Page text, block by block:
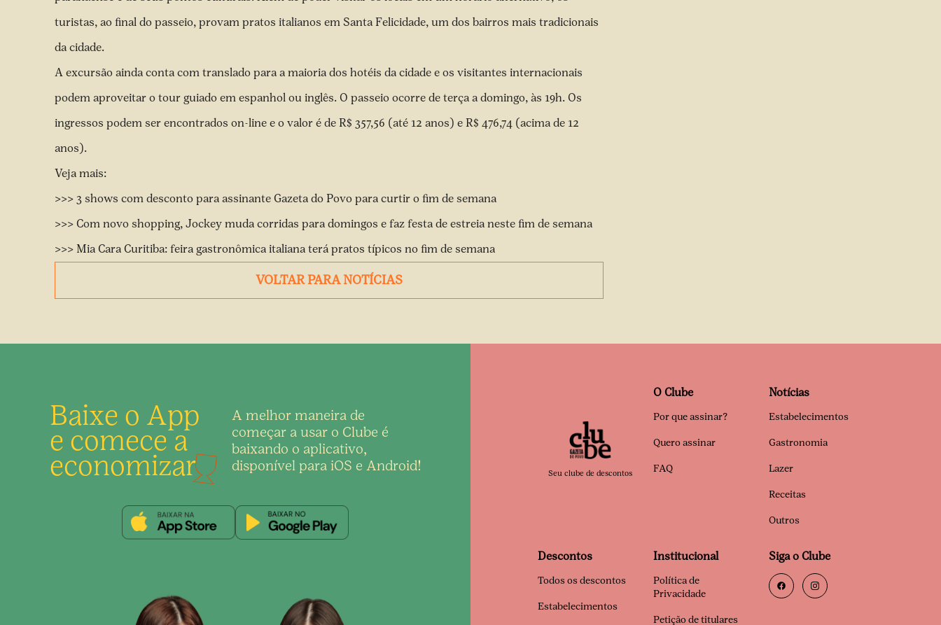
turistas, ao final do passeio, provam pratos italianos em Santa Felicidade, um dos bairros mais tradicionais
da cidade.
A excursão ainda conta com translado para a maioria dos hotéis da cidade e os visitantes internacionais
podem aproveitar o tour guiado em espanhol ou inglês. O passeio ocorre de terça a domingo, às 19h. Os
ingressos podem ser encontrados on-line e o valor é de R$ 357,56 (até 12 anos) e R$ 476,74 (acima de 12
anos).
Veja mais:
>>> 3 shows com desconto para assinante Gazeta do Povo para curtir o fim de semana
>>> Com novo shopping, Jockey muda corridas para domingos e faz festa de estreia neste fim de semana
>>> Mia Cara Curitiba: feira gastronômica italiana terá pratos típicos no fim de semana
VOLTAR PARA NOTÍCIAS
Baixe o App
e comece a
economizar
A melhor maneira de
começar a usar o Clube é
baixando o aplicativo,
disponível para iOS e Android!
Seu clube de descontos
O Clube
Por que assinar?
Quero assinar
FAQ
Notícias
Estabelecimentos
Gastronomia
Lazer
Receitas
Outros
Descontos
Todos os descontos
Estabelecimentos
Institucional
Política de
Privacidade
Petição de titulares
Siga o Clube